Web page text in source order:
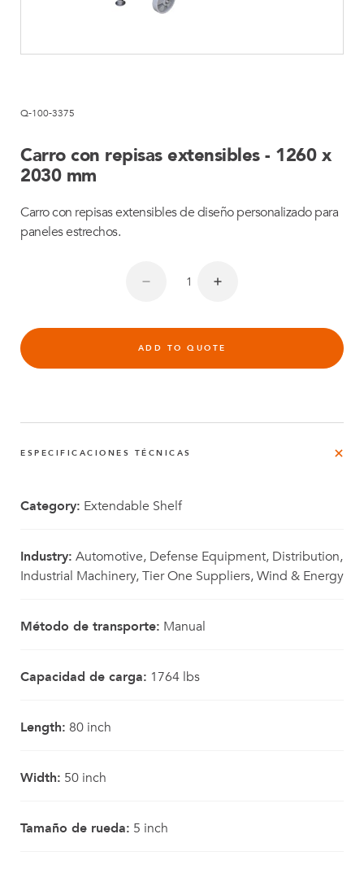
Q-100-3375
Carro con repisas extensibles - 1260 x
2030 mm
Carro con repisas extensibles de diseño personalizado para
paneles estrechos.
ADD TO QUOTE
ESPECIFICACIONES TÉCNICAS
Category: Extendable Shelf
Industry: Automotive, Defense Equipment, Distribution,
Industrial Machinery, Tier One Suppliers, Wind & Energy
Método de transporte: Manual
Capacidad de carga: 1764 lbs
Length: 80 inch
Width: 50 inch
Tamaño de rueda: 5 inch